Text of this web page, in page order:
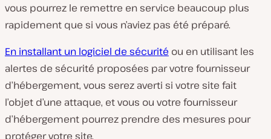
vous pourrez le remettre en service beaucoup plus
rapidement que si vous n’aviez pas été préparé.
En installant un logiciel de sécurité ou en utilisant les
alertes de sécurité proposées par votre fournisseur
d’hébergement, vous serez averti si votre site fait
l’objet d’une attaque, et vous ou votre fournisseur
d’hébergement pourrez prendre des mesures pour
protéger votre site.